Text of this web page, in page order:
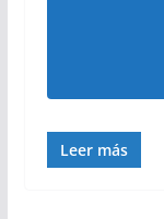
Leer más